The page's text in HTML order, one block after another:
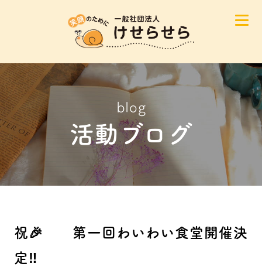
blog
活動ブログ
祝🎉 第一回わいわい食堂開催決
定‼️